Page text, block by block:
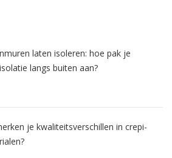
laten isoleren: hoe pak je
langs buiten aan?
je kwaliteitsverschillen in crepi-